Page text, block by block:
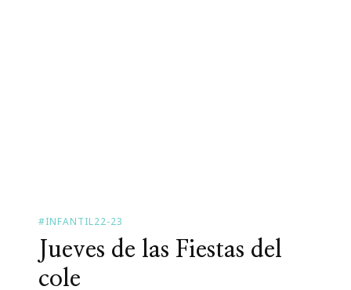
#INFANTIL22-23
Jueves de las Fiestas del
cole